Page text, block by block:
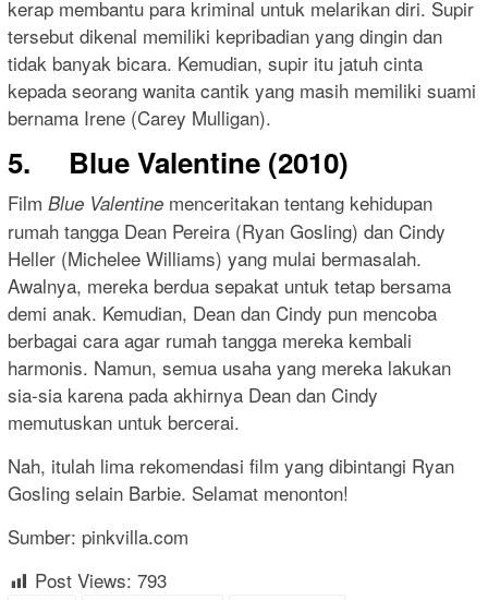
kerap membantu para kriminal untuk melarikan diri. Supir
tersebut dikenal memiliki kepribadian yang dingin dan
tidak banyak bicara. Kemudian, supir itu jatuh cinta
kepada seorang wanita cantik yang masih memiliki suami
bernama Irene (Carey Mulligan).
5. Blue Valentine (2010)
Film Blue Valentine menceritakan tentang kehidupan
rumah tangga Dean Pereira (Ryan Gosling) dan Cindy
Heller (Michelee Williams) yang mulai bermasalah.
Awalnya, mereka berdua sepakat untuk tetap bersama
demi anak. Kemudian, Dean dan Cindy pun mencoba
berbagai cara agar rumah tangga mereka kembali
harmonis. Namun, semua usaha yang mereka lakukan
sia-sia karena pada akhirnya Dean dan Cindy
memutuskan untuk bercerai.
Nah, itulah lima rekomendasi film yang dibintangi Ryan
Gosling selain Barbie. Selamat menonton!
Sumber: pinkvilla.com
Post Views: 793